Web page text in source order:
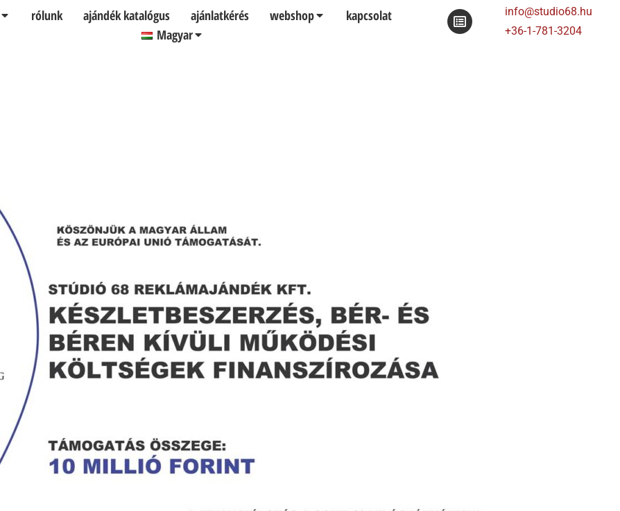
rólunk ajándék katalógus ajánlatkérés webshop
kapcsolat
Magyar
info@studio68.hu
+36-1-781-3204